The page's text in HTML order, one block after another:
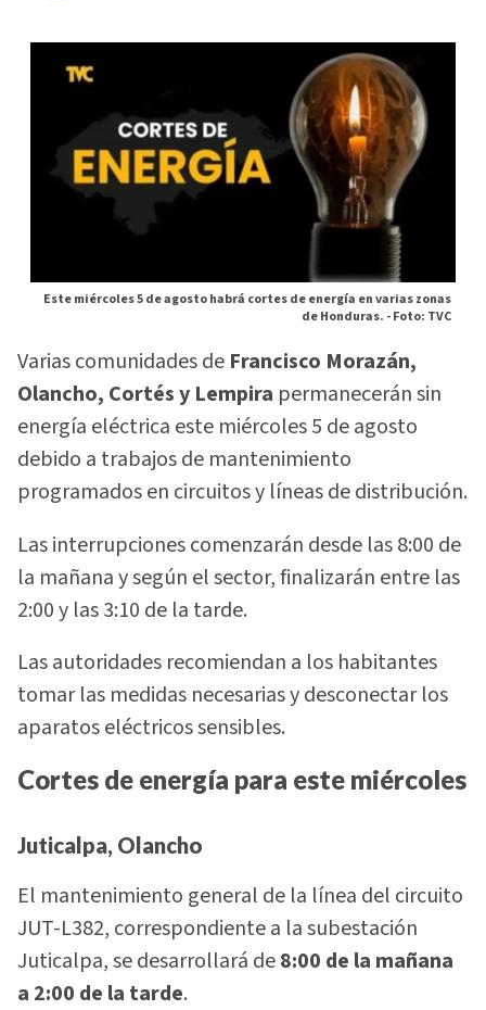
Este miércoles 5 de agosto habrá cortes de energía en varias zonas
de Honduras. -Foto: TVC
Varias comunidades de Francisco Morazán,
Olancho, Cortés y Lempira permanecerán sin
energía eléctrica este miércoles 5 de agosto
debido a trabajos de mantenimiento
programados en circuitos y líneas de distribución.
Las interrupciones comenzarán desde las 8:00 de
la mañana y según el sector, finalizarán entre las
2:00 y las 3:10 de la tarde.
Las autoridades recomiendan a los habitantes
tomar las medidas necesarias y desconectar los
aparatos eléctricos sensibles.
Cortes de energía para este miércoles
Juticalpa, Olancho
El mantenimiento general de la línea del circuito
JUT-L382, correspondiente a la subestación
Juticalpa, se desarrollará de8:00 de la mañana
a 2:00 de la tarde.